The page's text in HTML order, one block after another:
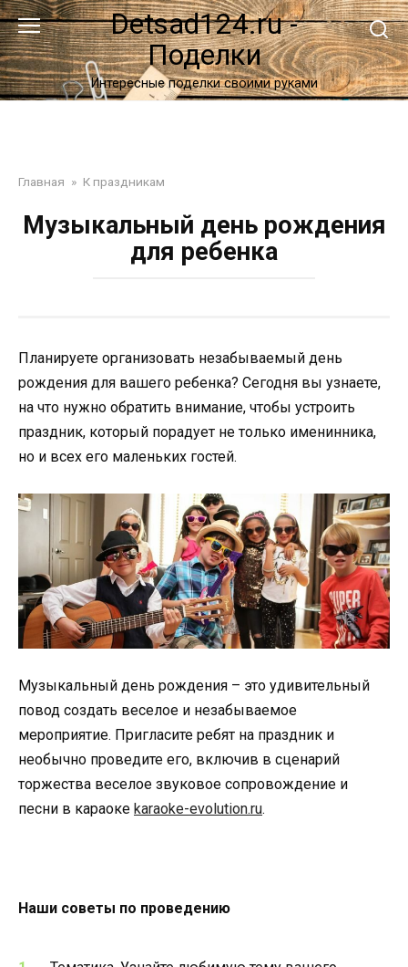
Перейти
к
контенту
Detsad124.ru -
Поделки
Интересные поделки своими руками
Главная » К праздникам
Музыкальный день рождения
для ребенка
Планируете организовать незабываемый день
рождения для вашего ребенка? Сегодня вы узнаете,
на что нужно обратить внимание, чтобы устроить
праздник, который порадует не только именинника,
но и всех его маленьких гостей.
Музыкальный день рождения – это удивительный
повод создать веселое и незабываемое
мероприятие. Пригласите ребят на праздник и
необычно проведите его, включив в сценарий
торжества веселое звуковое сопровождение и
песни в караоке karaoke-evolution.ru.
Наши советы по проведению